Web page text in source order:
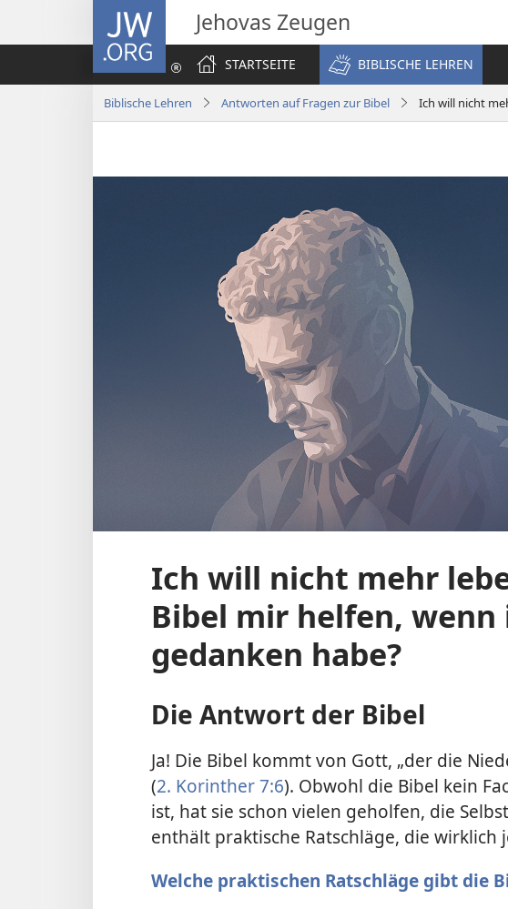
JW.ORG Jehovas Zeugen
STARTSEITE
BIBLISCHE LEHREN
Biblische Lehren Antworten auf Fragen zur Bibel Ich will nicht
Ich will nicht mehr
Bibel mir helfen,
gedanken habe?
Die Antwort der Bibel
Ja! Die Bibel kommt von Gott, „der die
(2. Korinther 7:6). Obwohl die Bibel kein
ist, hat sie schon vielen geholfen, die
enthält praktische Ratschläge, die wirklich
Welche praktischen Ratschläge gibt die